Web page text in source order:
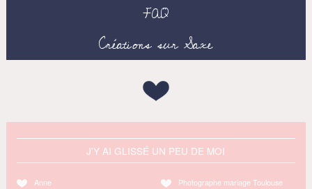
FAQ
Créations sur Saxe
J'Y AI GLISSÉ UN PEU DE MOI
Anne
Photographe mariage Toulouse